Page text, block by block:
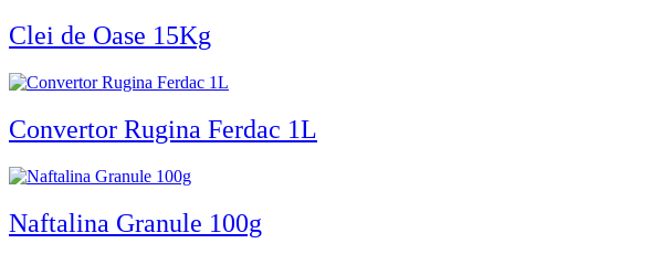
Clei de Oase 15Kg
Convertor Rugina Ferdac 1L
Naftalina Granule 100g